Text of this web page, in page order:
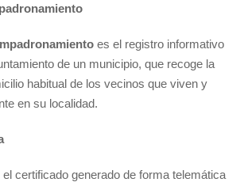
es el registro informativo
de un municipio, que recoge la
habitual de los vecinos que viven y
en su localidad.
certificado generado de forma telemática